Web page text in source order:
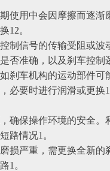
期使用中会因摩擦而逐
‌12。
控制信号的传输受阻或波
否准确，以及刹车控制
如刹车机构的运动部件
必要时进行润滑或更换‌
，确保操作环境的安全
路情况‌1。
磨损严重，需更换全新
‌1。